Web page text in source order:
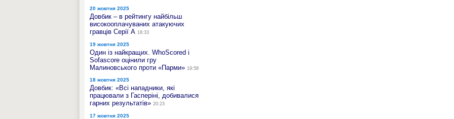
20 жовтня 2025
Довбик – в рейтингу найбільш
високооплачуваних атакуючих
гравців Серії А 18:33
19 жовтня 2025
Один із найкращих. WhoScored і
Sofascore оцінили гру
Малиновського проти «Парми» 19:58
18 жовтня 2025
Довбик: «Всі нападники, які
працювали з Гасперіні, добивалися
гарних результатів» 20:23
17 жовтня 2025